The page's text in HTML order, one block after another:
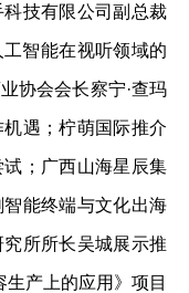
技有限公司副总裁
智能在视听领域的
协会会长察宁·查玛
遇；柠萌国际推介
；广西山海星辰集
能终端与文化出海
所所长吴城展示推
产上的应用》项目